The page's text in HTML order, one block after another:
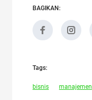
BAGIKAN:
Tags:
bisnis manajemen